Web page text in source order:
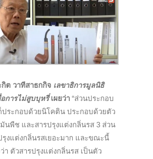
ต วาทีสาธกกิจ เลขาธิการมูลนิธิ
การไม่สูบบุหรี่เผยว่า “ส่วนประกอบ
ประกอบด้วยนิโคติน ประกอบด้วยตัว
นพืช และสารปรุงแต่งกลิ่นรส 3 ส่วน
รุงแต่งกลิ่นรสเยอะมาก และขณะนี้
ว่า ตัวสารปรุงแต่งกลิ่นรส เป็นตัว